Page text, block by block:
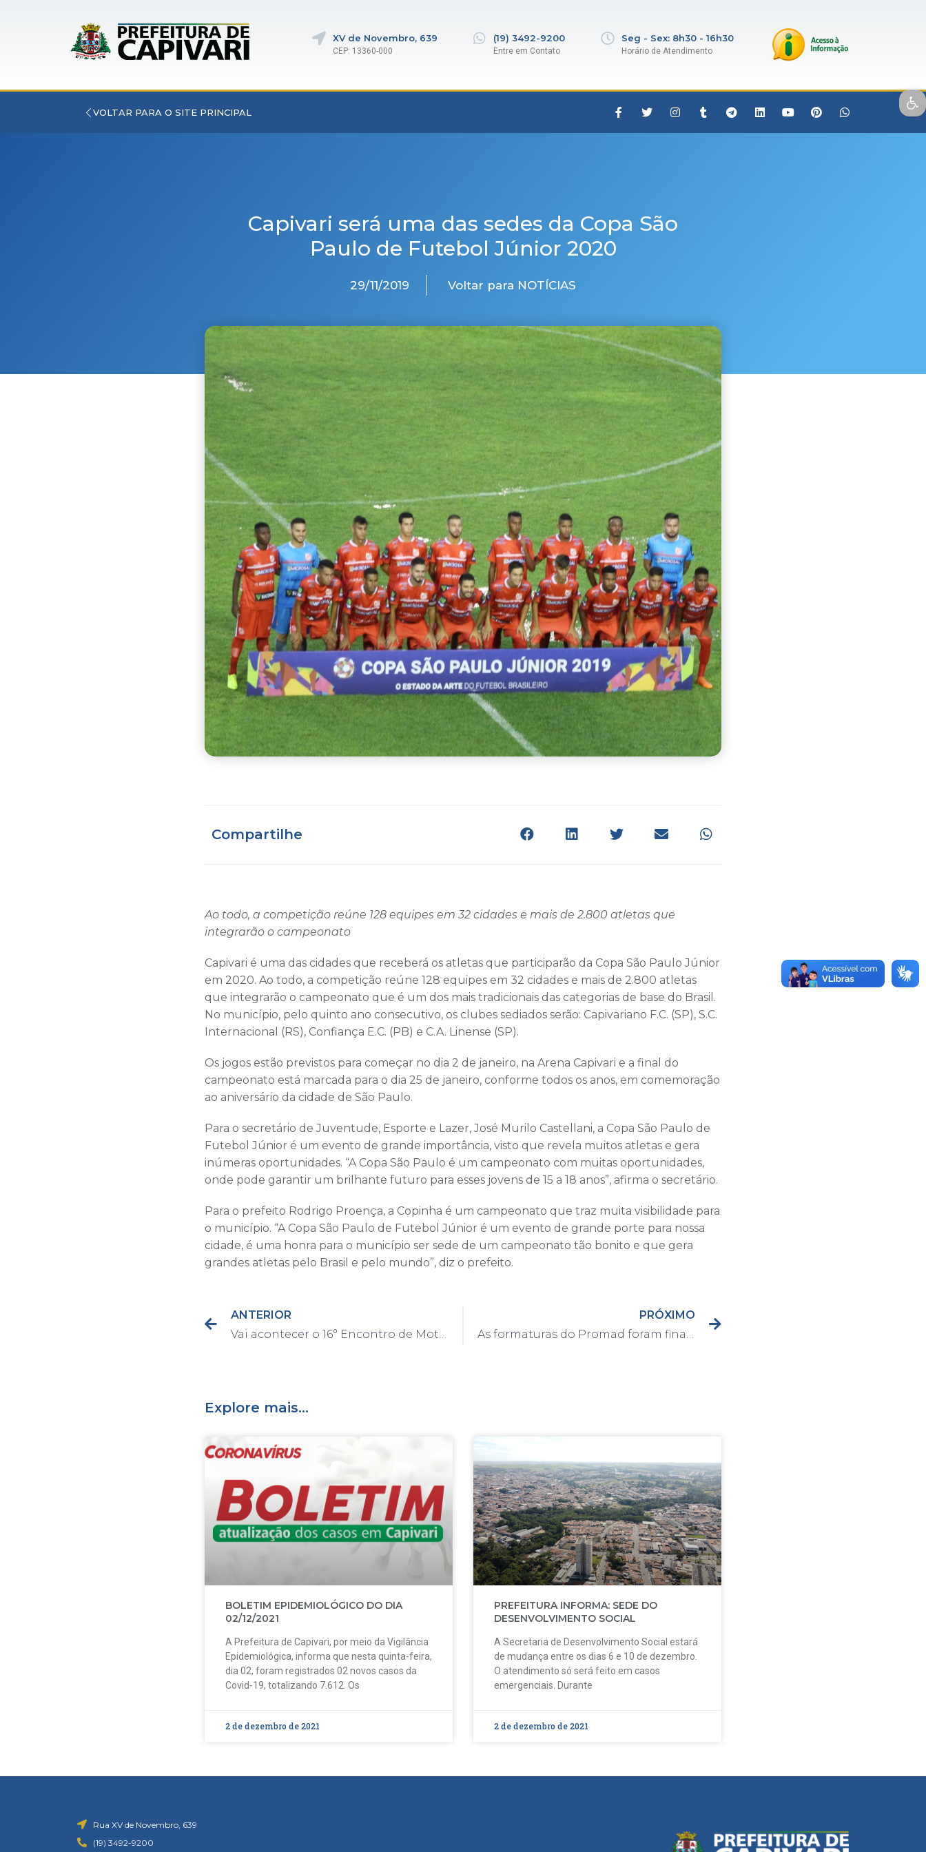
Open toolbar
XV de Novembro, 639
CEP: 13360-000
(19) 3492-9200
Entre em Contato
Seg - Sex: 8h30 - 16h30
Horário de Atendimento
VOLTAR PARA O SITE PRINCIPAL
Capivari será uma das sedes da Copa São
Paulo de Futebol Júnior 2020
29/11/2019 Voltar para NOTÍCIAS
Compartilhe
Ao todo, a competição reúne 128 equipes em 32 cidades e mais de 2.800 atletas que
integrarão o campeonato
Capivari é uma das cidades que receberá os atletas que participarão da Copa São Paulo Júnior
em 2020. Ao todo, a competição reúne 128 equipes em 32 cidades e mais de 2.800 atletas
que integrarão o campeonato que é um dos mais tradicionais das categorias de base do Brasil.
No município, pelo quinto ano consecutivo, os clubes sediados serão: Capivariano F.C. (SP), S.C.
Internacional (RS), Confiança E.C. (PB) e C.A. Linense (SP).
Os jogos estão previstos para começar no dia 2 de janeiro, na Arena Capivari e a final do
campeonato está marcada para o dia 25 de janeiro, conforme todos os anos, em comemoração
ao aniversário da cidade de São Paulo.
Para o secretário de Juventude, Esporte e Lazer, José Murilo Castellani, a Copa São Paulo de
Futebol Júnior é um evento de grande importância, visto que revela muitos atletas e gera
inúmeras oportunidades. “A Copa São Paulo é um campeonato com muitas oportunidades,
onde pode garantir um brilhante futuro para esses jovens de 15 a 18 anos”, afirma o secretário.
Para o prefeito Rodrigo Proença, a Copinha é um campeonato que traz muita visibilidade para
o município. “A Copa São Paulo de Futebol Júnior é um evento de grande porte para nossa
cidade, é uma honra para o município ser sede de um campeonato tão bonito e que gera
grandes atletas pelo Brasil e pelo mundo”, diz o prefeito.
ANTERIOR
PRÓXIMO
Explore mais...
BOLETIM EPIDEMIOLÓGICO DO DIA
02/12/2021
A Prefeitura de Capivari, por meio da Vigilância
Epidemiológica, informa que nesta quinta-feira,
dia 02, foram registrados 02 novos casos da
Covid-19, totalizando 7.612. Os
2 de dezembro de 2021
PREFEITURA INFORMA: SEDE DO
DESENVOLVIMENTO SOCIAL
A Secretaria de Desenvolvimento Social estará
de mudança entre os dias 6 e 10 de dezembro.
O atendimento só será feito em casos
emergenciais. Durante
2 de dezembro de 2021
Rua XV de Novembro, 639
(19) 3492-9200